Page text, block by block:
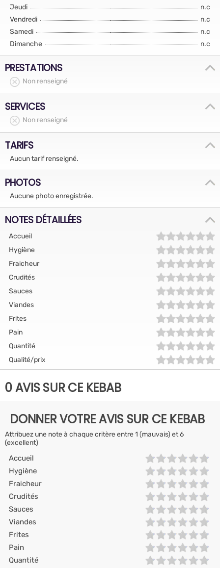
Jeudi
n.c
Vendredi
n.c
Samedi
n.c
Dimanche
n.c
PRESTATIONS
Non renseigné
SERVICES
Non renseigné
TARIFS
Aucun tarif renseigné.
PHOTOS
Aucune photo enregistrée.
NOTES DÉTAILLÉES
Accueil
Hygiène
Fraicheur
Crudités
Sauces
Viandes
Frites
Pain
Quantité
Qualité/prix
0 AVIS SUR CE KEBAB
DONNER VOTRE AVIS SUR CE KEBAB
Attribuez une note à chaque critère entre 1 (mauvais) et 6
(excellent)
Accueil
Hygiène
Fraicheur
Crudités
Sauces
Viandes
Frites
Pain
Quantité